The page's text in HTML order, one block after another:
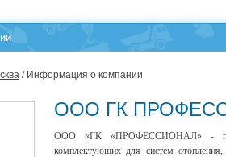
/ Информация о компании
ООО ГК
ООО «ГК «ПРОФЕССИОНАЛ» -
комплектующих для систем